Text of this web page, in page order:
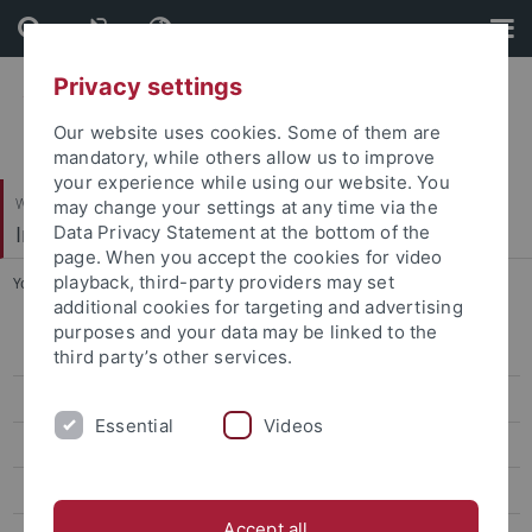
Skip
to
content
Skip
to
footer
Wirtschafts- und Sozialwissenschaftliche Fakultät
Institut für Sportwissenschaft
You are here: Startseite ... Postdoc Workshop
DHM Tennis 2026
DHM Bouldern 2025
Privacy settings
Our website uses cookies. Some of them are
mandatory, while others allow us to improve
your experience while using our website. You
may change your settings at any time via the
Data Privacy Statement at the bottom of the
page. When you accept the cookies for video
playback, third-party providers may set
additional cookies for targeting and advertising
purposes and your data may be linked to the
third party’s other services.
Essential Videos